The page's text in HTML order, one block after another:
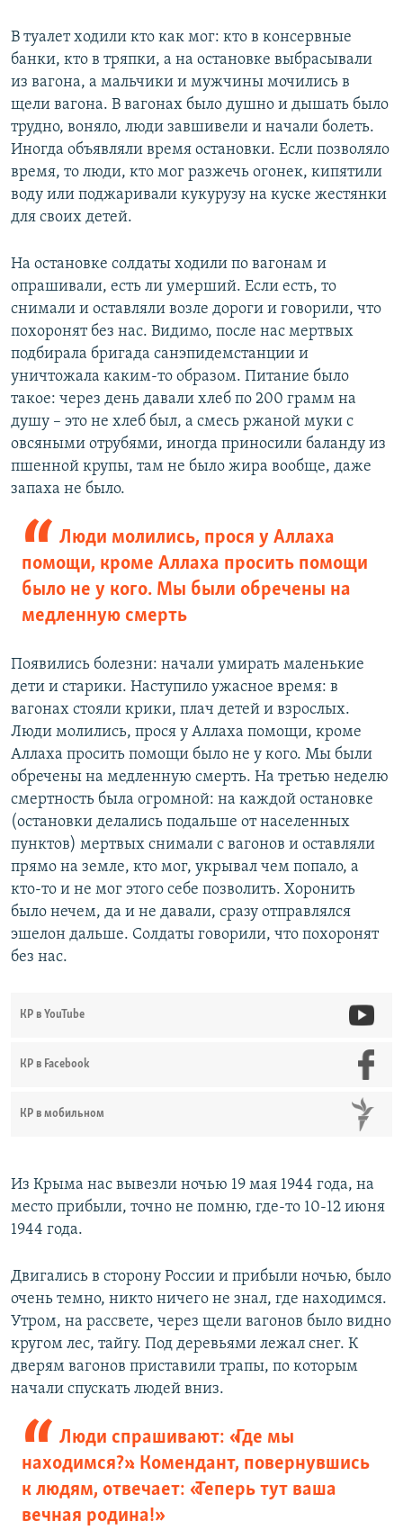
В туалет ходили кто как мог: кто в консервные
банки, кто в тряпки, а на остановке выбрасывали
из вагона, а мальчики и мужчины мочились в
щели вагона. В вагонах было душно и дышать было
трудно, воняло, люди завшивели и начали болеть.
Иногда объявляли время остановки. Если позволяло
время, то люди, кто мог разжечь огонек, кипятили
воду или поджаривали кукурузу на куске жестянки
для своих детей.
На остановке солдаты ходили по вагонам и
опрашивали, есть ли умерший. Если есть, то
снимали и оставляли возле дороги и говорили, что
похоронят без нас. Видимо, после нас мертвых
подбирала бригада санэпидемстанции и
уничтожала каким-то образом. Питание было
такое: через день давали хлеб по 200 грамм на
душу – это не хлеб был, а смесь ржаной муки с
овсяными отрубями, иногда приносили баланду из
пшенной крупы, там не было жира вообще, даже
запаха не было.
Люди молились, прося у Аллаха
помощи, кроме Аллаха просить помощи
было не у кого. Мы были обречены на
медленную смерть
Появились болезни: начали умирать маленькие
дети и старики. Наступило ужасное время: в
вагонах стояли крики, плач детей и взрослых.
Люди молились, прося у Аллаха помощи, кроме
Аллаха просить помощи было не у кого. Мы были
обречены на медленную смерть. На третью неделю
смертность была огромной: на каждой остановке
(остановки делались подальше от населенных
пунктов) мертвых снимали с вагонов и оставляли
прямо на земле, кто мог, укрывал чем попало, а
кто-то и не мог этого себе позволить. Хоронить
было нечем, да и не давали, сразу отправлялся
эшелон дальше. Солдаты говорили, что похоронят
без нас.
КР в YouTube
КР в Facebook
КР в мобильном
Из Крыма нас вывезли ночью 19 мая 1944 года, на
место прибыли, точно не помню, где-то 10-12 июня
1944 года.
Двигались в сторону России и прибыли ночью, было
очень темно, никто ничего не знал, где находимся.
Утром, на рассвете, через щели вагонов было видно
кругом лес, тайгу. Под деревьями лежал снег. К
дверям вагонов приставили трапы, по которым
начали спускать людей вниз.
Люди спрашивают: «Где мы
находимся?». Комендант, повернувшись
к людям, отвечает: «Теперь тут ваша
вечная родина!»